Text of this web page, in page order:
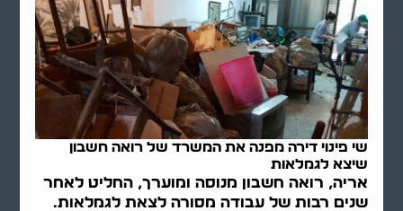
שי פינוי דירה מפנה את המשרד של רואה חשבון
שיצא לגמלאות
אריה, רואה חשבון מנוסה ומוערך, החליט לאחר
שנים רבות של עבודה מסורה לצאת לגמלאות.